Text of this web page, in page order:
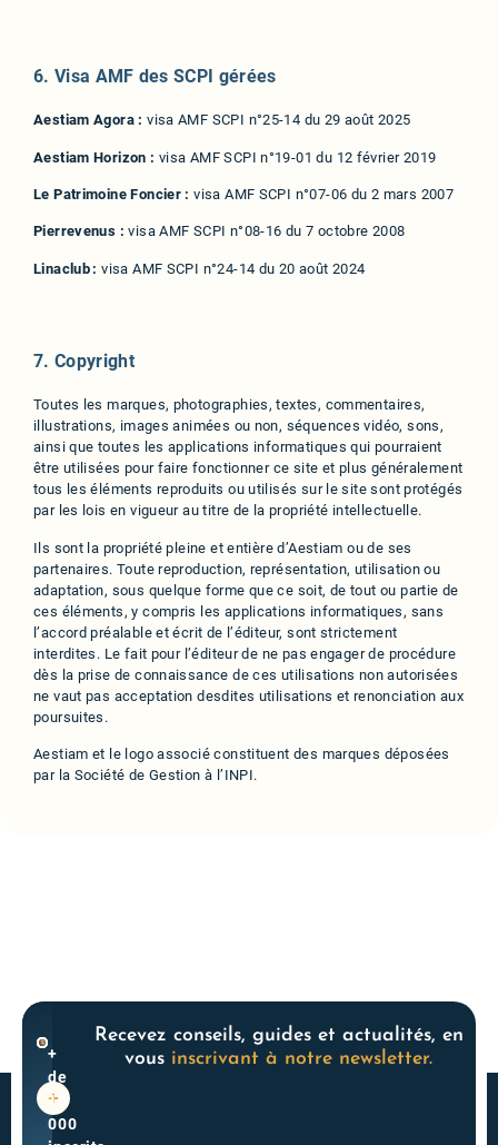
6. Visa AMF des SCPI gérées
Aestiam Agora : visa AMF SCPI n°25-14 du 29 août 2025
Aestiam Horizon : visa AMF SCPI n°19-01 du 12 février 2019
Le Patrimoine Foncier : visa AMF SCPI n°07-06 du 2 mars 2007
Pierrevenus : visa AMF SCPI n°08-16 du 7 octobre 2008
Linaclub : visa AMF SCPI n°24-14 du 20 août 2024
7. Copyright
Toutes les marques, photographies, textes, commentaires,
illustrations, images animées ou non, séquences vidéo, sons,
ainsi que toutes les applications informatiques qui pourraient
être utilisées pour faire fonctionner ce site et plus généralement
tous les éléments reproduits ou utilisés sur le site sont protégés
par les lois en vigueur au titre de la propriété intellectuelle.
Ils sont la propriété pleine et entière d’Aestiam ou de ses
partenaires. Toute reproduction, représentation, utilisation ou
adaptation, sous quelque forme que ce soit, de tout ou partie de
ces éléments, y compris les applications informatiques, sans
l’accord préalable et écrit de l’éditeur, sont strictement
interdites. Le fait pour l’éditeur de ne pas engager de procédure
dès la prise de connaissance de ces utilisations non autorisées
ne vaut pas acceptation desdites utilisations et renonciation aux
poursuites.
Aestiam et le logo associé constituent des marques déposées
par la Société de Gestion à l’INPI.
+
de
10
000
Recevez conseils, guides et actualités, en
vous inscrivant à notre newsletter.